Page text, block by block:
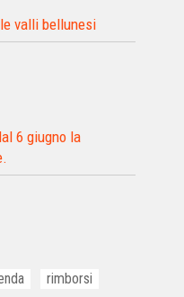
valli bellunesi
6 giugno la
rimborsi